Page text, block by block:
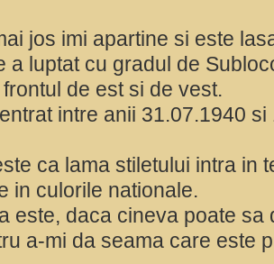
jos imi apartine si este
a luptat cu gradul de
de est si de vest.
intre anii 31.07.1940 si
ca lama stiletului intra in
in culorile nationale.
este, daca cineva poate
a-mi da seama care este